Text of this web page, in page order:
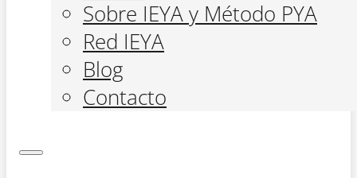
Sobre IEYA y Método PYA
Red IEYA
Blog
Contacto